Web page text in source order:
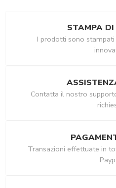
STAMPA
I prodotti sono
Contatta il nostro
Transazioni effettuate in